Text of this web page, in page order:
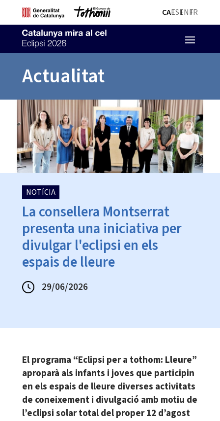
CAESENFR
Actualitat
NOTÍCIA
La consellera Montserrat
presenta una iniciativa per
divulgar l'eclipsi en els
espais de lleure
29/06/2026
El programa “Eclipsi per a tothom: Lleure”
aproparà als infants i joves que participin
en els espais de lleure diverses activitats
de coneixement i divulgació amb motiu de
l’eclipsi solar total del proper 12 d’agost